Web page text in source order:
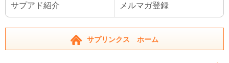
サプアド紹介 メルマガ登録
サプリンクス ホーム